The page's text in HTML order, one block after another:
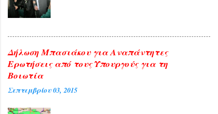
Δήλωση Μπασιάκου για Αναπάντητες
Ερωτήσεις από τους Υπουργούς για τη
Βοιωτία
Σεπτεμβρίου 03, 2015